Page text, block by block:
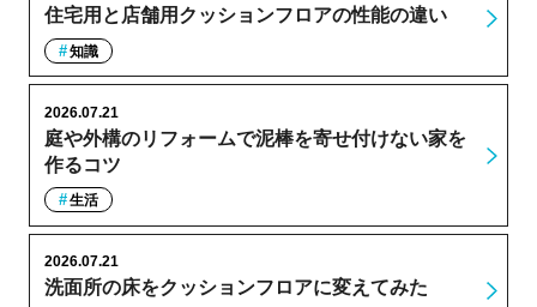
住宅用と店舗用クッションフロアの性能の違い
知識
庭や外構のリフォームで泥棒を寄せ付けない家を
作るコツ
2026.07.21
生活
洗面所の床をクッションフロアに変えてみた
2026.07.21